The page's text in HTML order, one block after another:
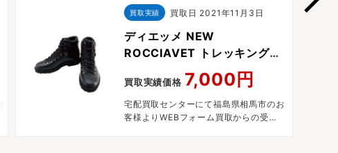
買取実績 買取日 2021年11月3日
ディエッメ NEW
ROCCIAVET トレッキングブ
買取実績価格 7,000円
宅配買取センターにて福島県相馬市のお
客様よりWEBフォーム買取からの受付